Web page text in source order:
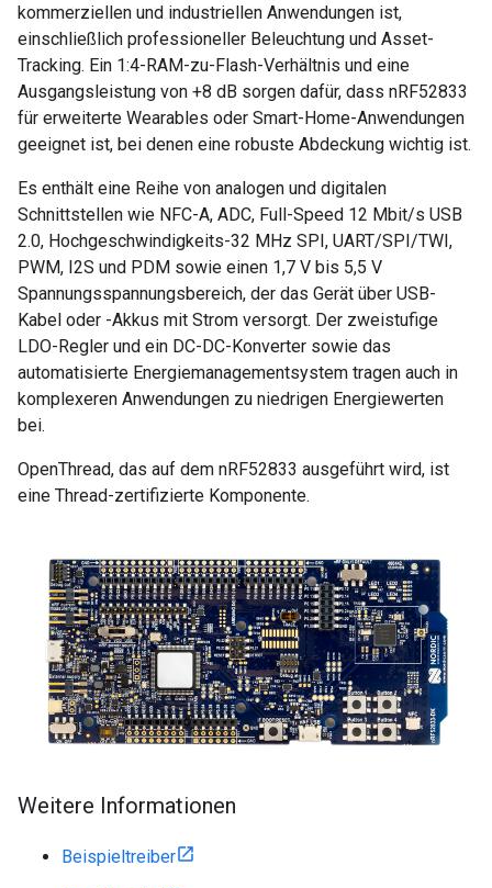
kommerziellen und industriellen Anwendungen ist,
einschließlich professioneller Beleuchtung und Asset-
Tracking. Ein 1:4-RAM-zu-Flash-Verhältnis und eine
Ausgangsleistung von +8 dB sorgen dafür, dass nRF52833
für erweiterte Wearables oder Smart-Home-Anwendungen
geeignet ist, bei denen eine robuste Abdeckung wichtig ist.
Es enthält eine Reihe von analogen und digitalen
Schnittstellen wie NFC-A, ADC, Full-Speed 12 Mbit/s USB
2.0, Hochgeschwindigkeits-32 MHz SPI, UART/SPI/TWI,
PWM, I2S und PDM sowie einen 1,7 V bis 5,5 V
Spannungsspannungsbereich, der das Gerät über USB-
Kabel oder -Akkus mit Strom versorgt. Der zweistufige
LDO-Regler und ein DC-DC-Konverter sowie das
automatisierte Energiemanagementsystem tragen auch in
komplexeren Anwendungen zu niedrigen Energiewerten
bei.
OpenThread, das auf dem nRF52833 ausgeführt wird, ist
eine Thread-zertifizierte Komponente.
Weitere Informationen
Beispieltreiber